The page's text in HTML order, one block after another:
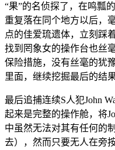
“果”的名侦探了，在鸣瓢
重复落在同个地方以后，
点的佳爱琉遗体，立刻踩
找到罔象女的操作台也丝
保险措施，没有丝毫的犹
里面，继续挖掘最后的结果
最后追捕连续S人犯John
起来是完整的操作舱，将
中虽然无法对其有任何的
去），然而只要无人在旁